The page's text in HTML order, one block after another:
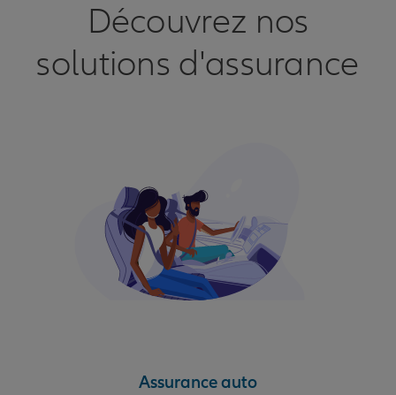
Découvrez nos
solutions d'assurance
Assurance auto